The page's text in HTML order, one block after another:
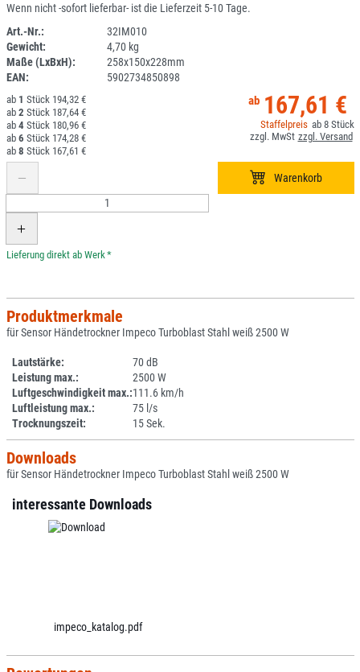
Wenn nicht -sofort lieferbar- ist die Lieferzeit 5-10 Tage.
Art.-Nr.:
32IM010
Gewicht:
4,70 kg
Maße (LxBxH):
258x150x228mm
EAN:
5902734850898
167,61 €
8
1
194,32 €
2
187,64 €
4
180,96 €
6
174,28 €
8
167,61 €
*
Produktmerkmale
für Sensor Händetrockner Impeco Turboblast Stahl weiß 2500 W
Lautstärke:
70 dB
Leistung max.:
2500 W
Luftgeschwindigkeit max.:111.6 km/h
Luftleistung max.:
75 l/s
Trocknungszeit:
15 Sek.
Downloads
für Sensor Händetrockner Impeco Turboblast Stahl weiß 2500 W
interessante Downloads
impeco_katalog.pdf